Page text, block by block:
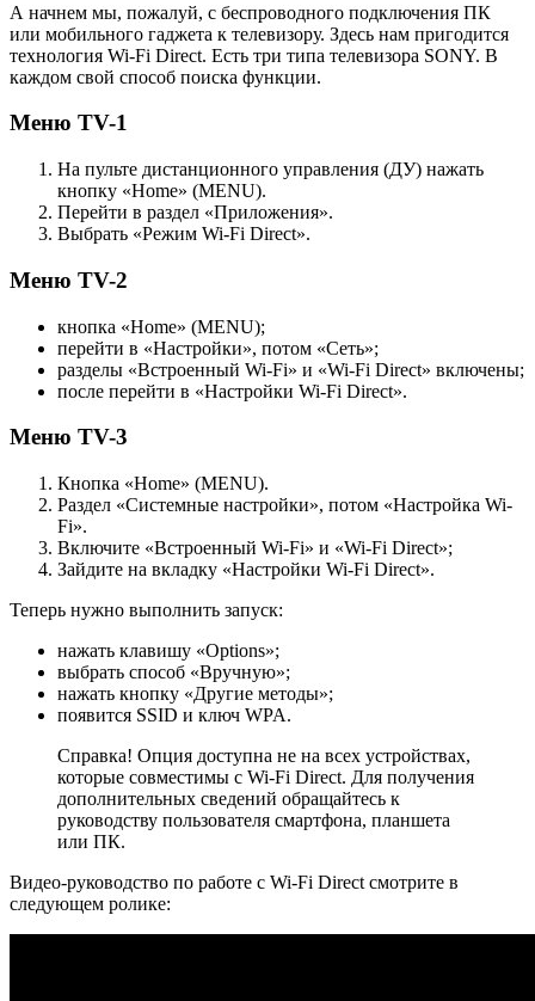
А начнем мы, пожалуй, с беспроводного подключения ПК
или мобильного гаджета к телевизору. Здесь нам пригодится
технология Wi-Fi Direct. Есть три типа телевизора SONY. В
каждом свой способ поиска функции.
Меню TV-1
На пульте дистанционного управления (ДУ) нажать
кнопку «Home» (MENU).
Перейти в раздел «Приложения».
Выбрать «Режим Wi-Fi Direct».
Меню TV-2
кнопка «Home» (MENU);
перейти в «Настройки», потом «Сеть»;
разделы «Встроенный Wi-Fi» и «Wi-Fi Direct» включены;
после перейти в «Настройки Wi-Fi Direct».
Меню TV-3
Кнопка «Home» (MENU).
Раздел «Системные настройки», потом «Настройка Wi-
Fi».
Включите «Встроенный Wi-Fi» и «Wi-Fi Direct»;
Зайдите на вкладку «Настройки Wi-Fi Direct».
Теперь нужно выполнить запуск:
нажать клавишу «Options»;
выбрать способ «Вручную»;
нажать кнопку «Другие методы»;
появится SSID и ключ WPA.
Справка! Опция доступна не на всех устройствах,
которые совместимы с Wi-Fi Direct. Для получения
дополнительных сведений обращайтесь к
руководству пользователя смартфона, планшета
или ПК.
Видео-руководство по работе с Wi-Fi Direct смотрите в
следующем ролике: